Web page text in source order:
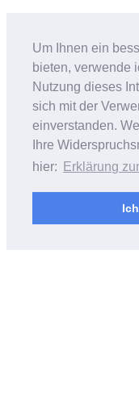
Um Ihnen ein
bieten, verwende
Nutzung dieses
sich mit der
einverstanden.
Ihre
hier:
Erklärung
Foto- &
Bubrowski